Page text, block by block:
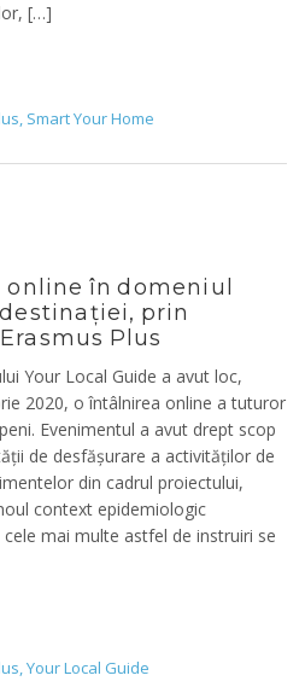
[…]
, Smart Your Home
în domeniul
prin
Plus
Your Local Guide a avut loc,
2020, o întâlnirea online a tuturor
Evenimentul a avut drept scop
de desfășurare a activităților de
din cadrul proiectului,
context epidemiologic
mai multe astfel de instruiri se
,Your Local Guide